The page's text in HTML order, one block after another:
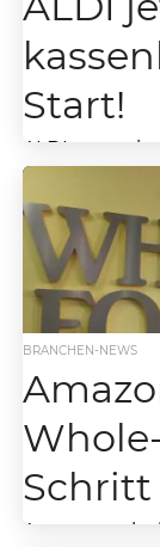
Start!
ALDI testet in
Stores –
Startups
ALDI Süd in...
BRANCHEN-NEWS
Amazon geht